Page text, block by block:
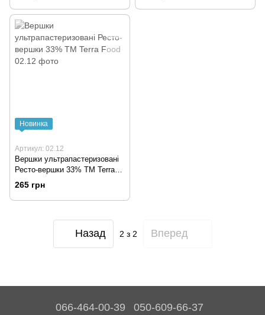
Новинка
Артикул: 02.12
Вершки ультрапастеризовані
Ресто-вершки 33% TM Terra
Food
265 грн
Назад 2 з 2 Вперед
066-464-00-39 050-609-66-37